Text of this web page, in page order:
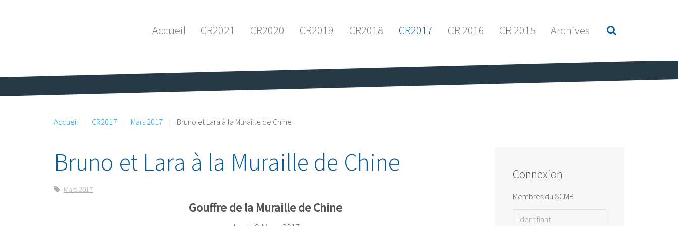
Accueil CR2021 CR2020 CR2019 CR2018 CR2017 CR 2016 CR 2015 Archives
Accueil CR2017 Mars 2017 Bruno et Lara à la Muraille de Chine
Bruno et Lara à la Muraille de Chine
Mars 2017
Gouffre de la Muraille de Chine
Connexion
Membres du SCMB